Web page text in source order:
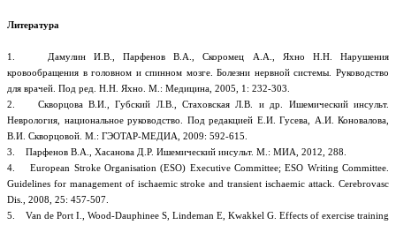
Литература
1. Дамулин И.В., Парфенов В.А., Скоромец А.А., Яхно Н.Н. Нарушения
кровообращения в головном и спинном мозге. Болезни нервной системы. Руководство
для врачей. Под ред. Н.Н. Яхно. М.: Медицина, 2005, 1: 232-303.
2. Скворцова В.И., Губский Л.В., Стаховская Л.В. и др. Ишемический инсульт.
Неврология, национальное руководство. Под редакцией Е.И. Гусева, А.И. Коновалова,
В.И. Скворцовой. М.: ГЭОТАР-МЕДИА, 2009: 592-615.
3. Парфенов В.А., Хасанова Д.Р. Ишемический инсульт. М.: МИА, 2012, 288.
4. European Stroke Organisation (ESO) Executive Committee; ESO Writing Committee.
Guidelines for management of ischaemic stroke and transient ischaemic attack. Cerebrovasc
Dis., 2008, 25: 457-507.
5. Van de Port I., Wood-Dauphinee S, Lindeman E, Kwakkel G. Effects of exercise training